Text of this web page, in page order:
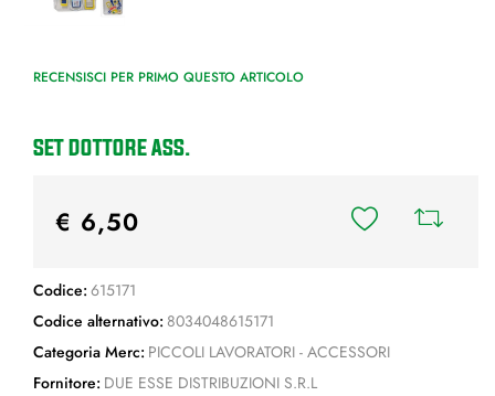
RECENSISCI PER PRIMO QUESTO ARTICOLO
SET DOTTORE ASS.
€ 6,50
Codice: 615171
Codice alternativo: 8034048615171
Categoria Merc: PICCOLI LAVORATORI - ACCESSORI
Fornitore: DUE ESSE DISTRIBUZIONI S.R.L